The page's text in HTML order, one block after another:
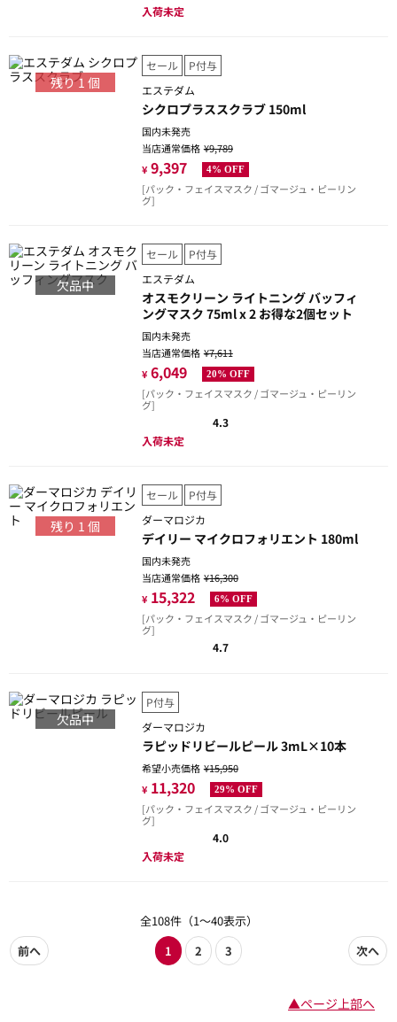
入荷未定
残り1 個
セール
P付与
エステダム
シクロプラススクラブ 150ml
国内未発売
当店通常価格¥9,789
¥ 9,397 4% OFF
[パック・フェイスマスク / ゴマージュ・ピーリン
グ]
欠品中
セール
P付与
エステダム
オスモクリーン ライトニング バッフィ
ングマスク 75ml x 2 お得な2個セット
国内未発売
当店通常価格¥7,611
¥ 6,049 20% OFF
[パック・フェイスマスク / ゴマージュ・ピーリン
グ]
4.3
入荷未定
残り 1 個
セール
P付与
ダーマロジカ
デイリー マイクロフォリエント 180ml
国内未発売
当店通常価格¥16,300
¥ 15,322 6% OFF
[パック・フェイスマスク / ゴマージュ・ピーリン
グ]
4.7
欠品中
P付与
ダーマロジカ
ラピッドリビールピール 3mL×10本
希望小売価格¥15,950
¥ 11,320 29% OFF
[パック・フェイスマスク / ゴマージュ・ピーリン
グ]
4.0
入荷未定
全108件（1～40表示）
前へ
1 2 3 次へ
▲ページ上部へ